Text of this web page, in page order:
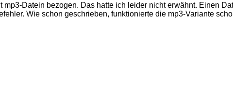
Datein bezogen. Das hatte ich leider nicht erwähnt. Einen
Wie schon geschrieben, funktionierte die mp3-Variante